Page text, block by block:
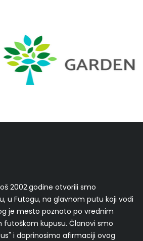
2002.godine otvorili smo
u Futogu, na glavnom putu koji vodi
je mesto poznato po vrednim
kupusu. Članovi smo
i doprinosimo afirmaciji ovog